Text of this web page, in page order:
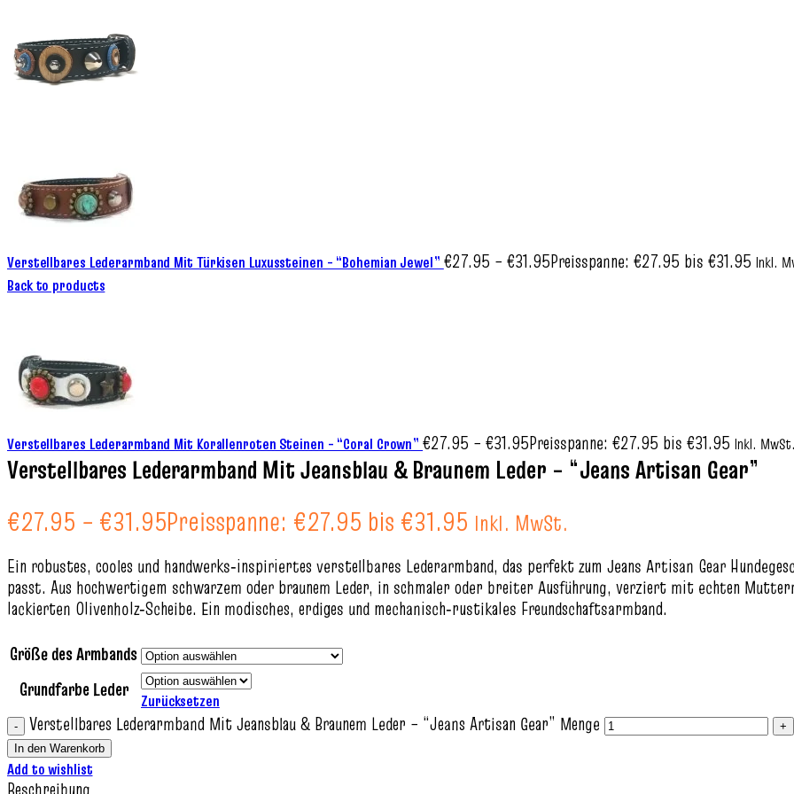
Verstellbares Lederarmband Mit Türkisen Luxussteinen – “Bohemian Jewel” €27.95 – €31.95Preisspanne: €27.95 bis €31.95 Inkl.
Back to products
Verstellbares Lederarmband Mit Korallenroten Steinen – “Coral Crown”€27.95 –€31.95Preisspanne: €27.95 bis €31.95 Inkl. MwSt.
Verstellbares Lederarmband Mit Jeansblau & Braunem Leder – “Jeans Artisan Gear”
€27.95 – €31.95Preisspanne: €27.95 bis €31.95 Inkl. MwSt.
Ein robustes, cooles und handwerks‑inspiriertes verstellbares Lederarmband, das perfekt zum Jeans Artisan Gear
passt. Aus hochwertigem schwarzem oder braunem Leder, in schmaler oder breiter Ausführung, verziert mit echten
lackierten Olivenholz‑Scheibe. Ein modisches, erdiges und mechanisch‑rustikales Freundschaftsarmband.
Größe des Armbands
Grundfarbe Leder
Zurücksetzen
Verstellbares Lederarmband Mit Jeansblau & Braunem Leder – “Jeans Artisan Gear” Menge
In den Warenkorb
Add to wishlist